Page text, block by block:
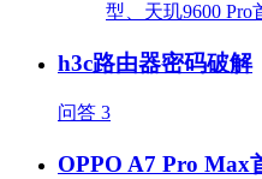
h3c路由器密码破解
问答 3
OPPO A7 Pro Max